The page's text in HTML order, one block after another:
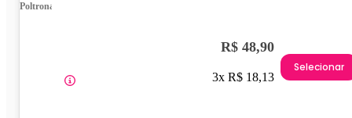
Poltrona
R$ 48,90
3x R$ 18,13
Selecionar